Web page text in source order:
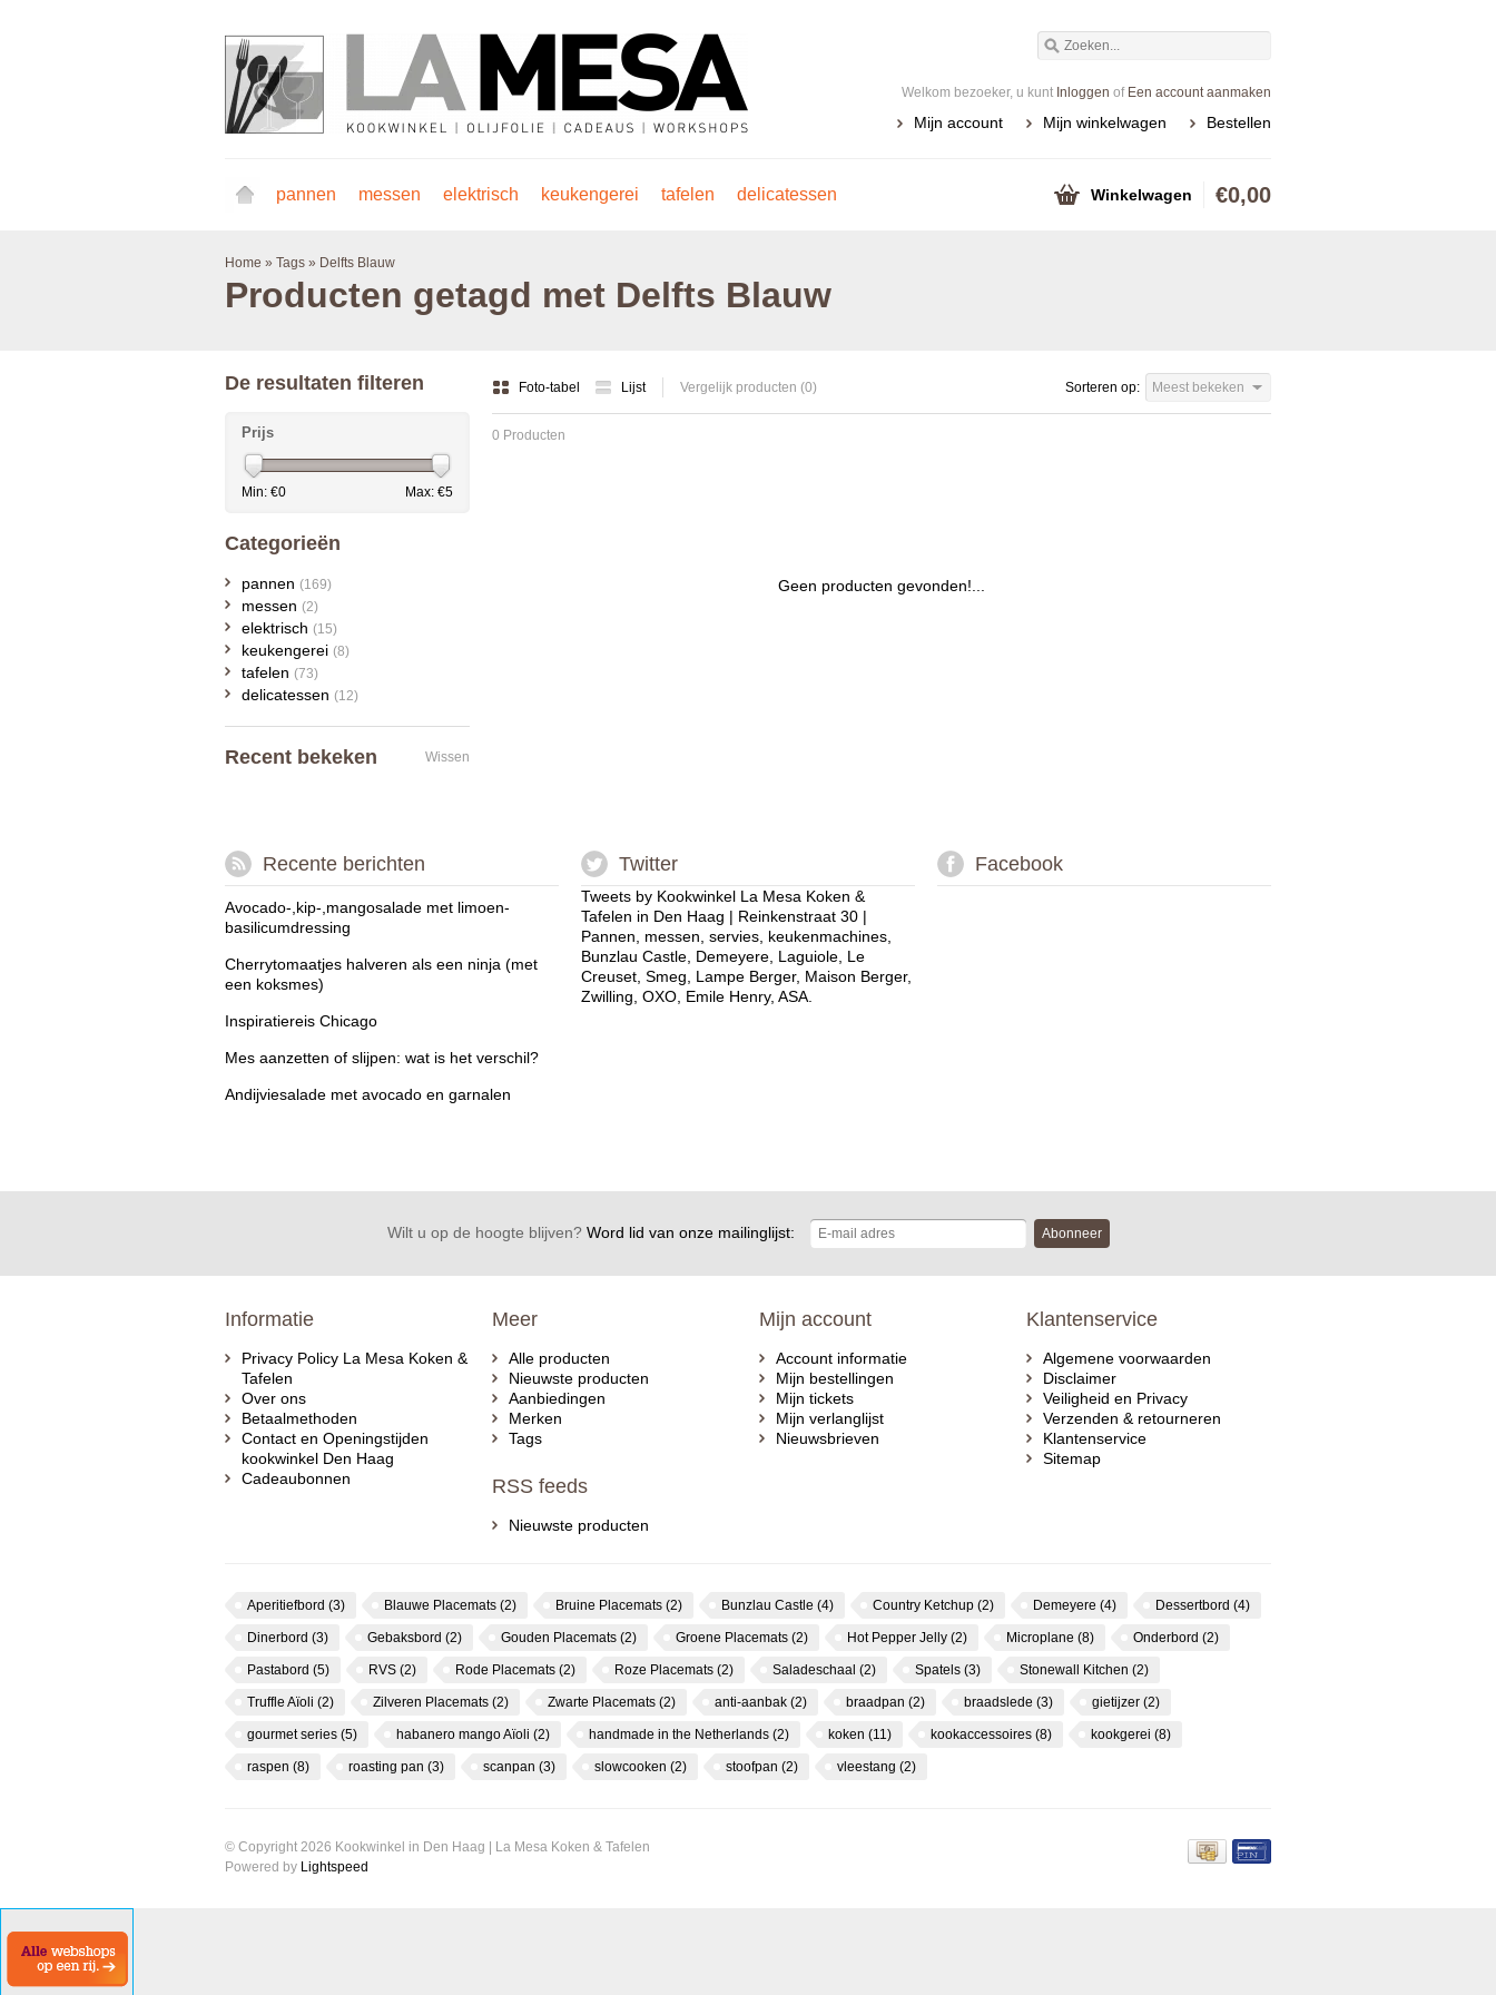
Welkom bezoeker, u kunt Inloggen of Een account aanmaken
Mijn account Mijn winkelwagen Bestellen
pannen messen elektrisch keukengerei tafelen delicatessen Winkelwagen €0,00
Home » Tags » Delfts Blauw
Producten getagd met Delfts Blauw
Foto-tabel Lijst Vergelijk producten (0) Sorteren op: Meest bekeken
0 Producten
Geen producten gevonden!...
De resultaten filteren
Prijs
Min: €0 Max: €5
Categorieën
pannen (169)
messen (2)
elektrisch (15)
keukengerei (8)
tafelen (73)
delicatessen (12)
Recent bekeken Wissen
Recente berichten
Avocado-,kip-,mangosalade met limoen-
basilicumdressing
Cherrytomaatjes halveren als een ninja (met
een koksmes)
Inspiratiereis Chicago
Mes aanzetten of slijpen: wat is het verschil?
Andijviesalade met avocado en garnalen
Twitter
Tweets by Kookwinkel La Mesa Koken &
Tafelen in Den Haag | Reinkenstraat 30 |
Pannen, messen, servies, keukenmachines,
Bunzlau Castle, Demeyere, Laguiole, Le
Creuset, Smeg, Lampe Berger, Maison Berger,
Zwilling, OXO, Emile Henry, ASA.
Facebook
Wilt u op de hoogte blijven?Word lid van onze mailinglijst: Abonneer
Informatie
Privacy Policy La Mesa Koken &
Tafelen
Over ons
Betaalmethoden
Contact en Openingstijden
kookwinkel Den Haag
Cadeaubonnen
Meer
Alle producten
Nieuwste producten
Aanbiedingen
Merken
Tags
RSS feeds
Nieuwste producten
Mijn account
Account informatie
Mijn bestellingen
Mijn tickets
Mijn verlanglijst
Nieuwsbrieven
Klantenservice
Algemene voorwaarden
Disclaimer
Veiligheid en Privacy
Verzenden & retourneren
Klantenservice
Sitemap
Aperitiefbord (3) Blauwe Placemats (2) Bruine Placemats (2) Bunzlau Castle (4) Country Ketchup (2) Demeyere (4) Dessertbord (4)
Dinerbord (3) Gebaksbord (2) Gouden Placemats (2) Groene Placemats (2) Hot Pepper Jelly (2) Microplane (8) Onderbord (2)
Pastabord (5) RVS (2) Rode Placemats (2) Roze Placemats (2) Saladeschaal (2) Spatels (3) Stonewall Kitchen (2)
Truffle Aïoli (2) Zilveren Placemats (2) Zwarte Placemats (2) anti-aanbak (2) braadpan (2) braadslede (3) gietijzer (2)
gourmet series (5) habanero mango Aïoli (2) handmade in the Netherlands (2) koken (11) kookaccessoires (8) kookgerei (8)
raspen (8) roasting pan (3) scanpan (3) slowcooken (2) stoofpan (2) vleestang (2)
© Copyright 2026 Kookwinkel in Den Haag | La Mesa Koken & Tafelen
Powered by Lightspeed